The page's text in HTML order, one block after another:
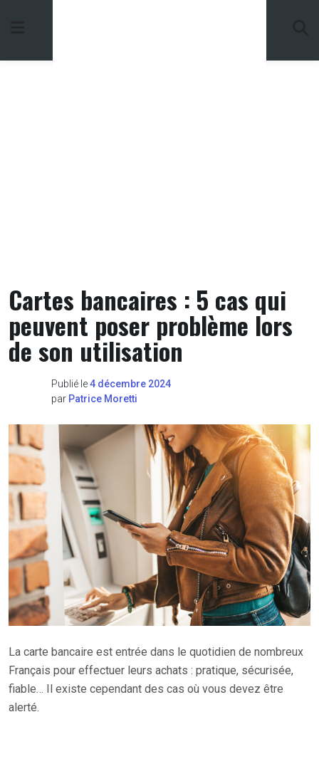
Cartes bancaires : 5 cas qui
peuvent poser problème lors
de son utilisation
Publié le4 décembre 2024
par Patrice Moretti
La carte bancaire est entrée dans le quotidien de nombreux
Français pour effectuer leurs achats : pratique, sécurisée,
fiable… Il existe cependant des cas où vous devez être
alerté.